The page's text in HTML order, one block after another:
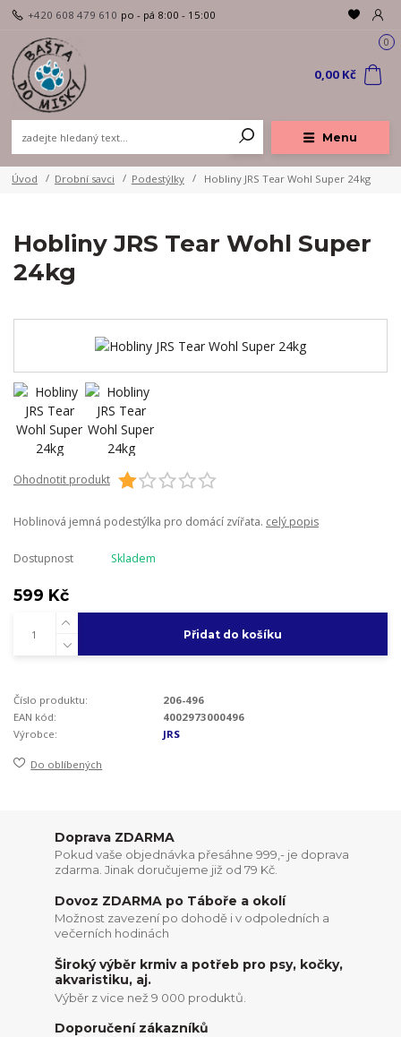
Menu
+420 608 479 610 po - pá 8:00 - 15:00
0
0,00 Kč
Úvod Drobní savci Podestýlky Hobliny JRS Tear Wohl Super 24kg
Hobliny JRS Tear Wohl Super
24kg
Ohodnotit produkt
Hoblinová jemná podestýlka pro domácí zvířata. celý popis
Dostupnost Skladem
599 Kč
Přidat do košíku
Číslo produktu:
206-496
EAN kód:
4002973000496
Výrobce:
JRS
Do oblíbených
Doprava ZDARMA
Pokud vaše objednávka přesáhne 999,- je doprava
zdarma. Jinak doručujeme již od 79 Kč.
Dovoz ZDARMA po Táboře a okolí
Možnost zavezení po dohodě i v odpoledních a
večerních hodinách
Široký výběr krmiv a potřeb pro psy, kočky,
akvaristiku, aj.
Výběr z vice než 9 000 produktů.
Doporučení zákazníků